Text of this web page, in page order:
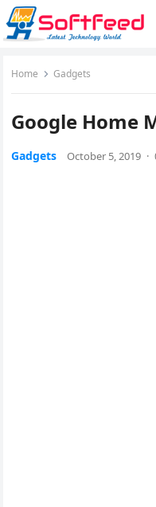
Home Gadgets
Google Home
Gadgets October 5, 2019 ·